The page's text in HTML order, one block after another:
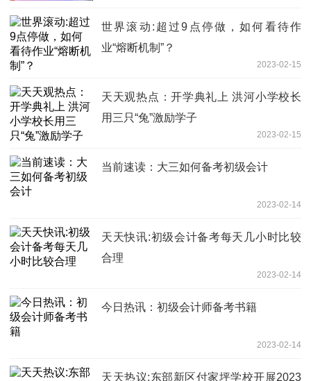
世界滚动:超过9点停做，如何看待作
业“熔断机制”？
2023-02-15
天天观热点：开学典礼上 洪河小学校长
用三只“兔”激励学子
2023-02-15
当前速读：大三如何备考初级会计
2023-02-14
天天快讯:初级会计备考每天几小时比较
合理
2023-02-14
今日热讯：初级会计师备考书籍
2023-02-14
天天热议:东部新区付家坪学校开展2023